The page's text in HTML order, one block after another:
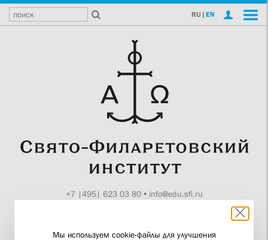
RU | EN
+7 |495| 623 03 80• info@edu.sfi.ru
Мы используем cookie-файлы для улучшения